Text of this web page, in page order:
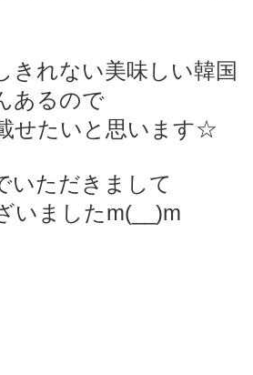
きれない美味しい韓国
あるので
せたいと思います☆
いただきまして
いましたm(__)m